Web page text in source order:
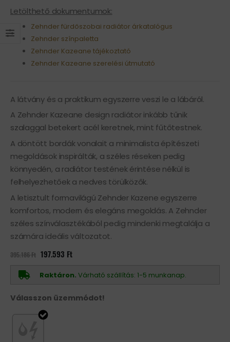
Letölthető dokumentumok:
Zehnder fürdőszobai radiátor árkatalógus
Zehnder színpaletta
Zehnder Kazeane tájékoztató
Zehnder Kazeane szerelési útmutató
A látvány és a praktikum egyszerre veszi le a lábáról.
A Zehnder Kazeane design radiátor inkább tűnik
szalaggal betekert acél keretnek, mint fűtőtestnek.
A döntött bordák vonalait a minimalista építészeti
megoldások inspirálták, a széles réseken pedig
könnyedén, a radiátor testének érintése nélkül is
felhelyezhetőek a nedves törülközők.
A letisztult formavilágú Zehnder Kazene egyszerre
komfortos, modern és elegáns megoldás. A Zehnder
széles színválasztékából pedig mindenki megtalálja a
számára ideális változatot.
395.186Ft Original
price
395.186 Ft.
197.593 FtCurrent
price
197.593 Ft.
Raktáron. Várható szállítás: 1-5 munkanap.
Válasszon üzemmódot!